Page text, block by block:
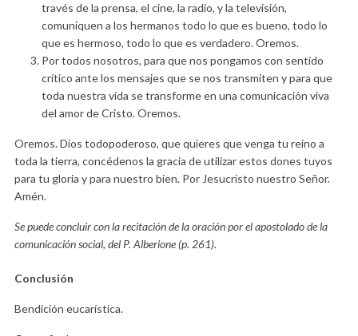
través de la prensa, el cine, la radio, y la televisión,
comuniquen a los hermanos todo lo que es bueno, todo lo
que es hermoso, todo lo que es verdadero. Oremos.
Por todos nosotros, para que nos pongamos con sentido
crítico ante los mensajes que se nos transmiten y para que
toda nuestra vida se transforme en una comunicación viva
del amor de Cristo. Oremos.
Oremos. Dios todopoderoso, que quieres que venga tu reino a
toda la tierra, concédenos la gracia de utilizar estos dones tuyos
para tu gloria y para nuestro bien. Por Jesucristo nuestro Señor.
Amén.
Se puede concluir con la recitación de la oración por el apostolado de la
comunicación social, del P. Alberione (p. 261).
Conclusión
Bendición eucarística.